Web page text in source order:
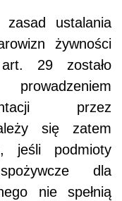
zasad ustalania
żywności
29 zostało
przez
się zatem
jeśli podmioty
dla
nie spełnią